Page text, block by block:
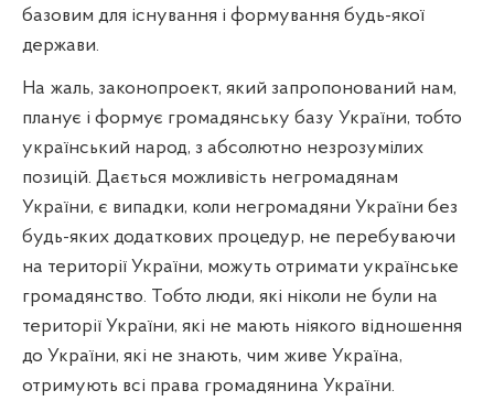
базовим для існування і формування будь-якої
держави.
На жаль, законопроект, який запропонований нам,
планує і формує громадянську базу України, тобто
український народ, з абсолютно незрозумілих
позицій. Дається можливість негромадянам
України, є випадки, коли негромадяни України без
будь-яких додаткових процедур, не перебуваючи
на території України, можуть отримати українське
громадянство. Тобто люди, які ніколи не були на
території України, які не мають ніякого відношення
до України, які не знають, чим живе Україна,
отримують всі права громадянина України.